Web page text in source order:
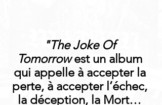
"The Joke Of
Tomorrow est un album
qui appelle à accepter la
perte, à accepter l’échec,
la déception, la Mort…